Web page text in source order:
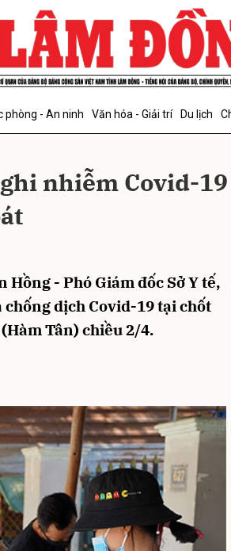
phòng - An ninh Văn hóa - Giải trí Du lịch
nhiễm Covid-19
Hồng - Phó Giám đốc Sở Y tế,
dịch Covid-19 tại chốt
Tân) chiều 2/4.